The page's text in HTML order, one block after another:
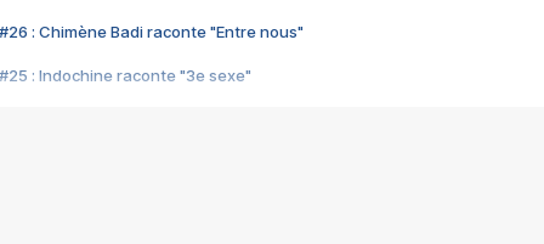
#26 : Chimène Badi raconte "Entre nous"
#25 : Indochine raconte "3e sexe"